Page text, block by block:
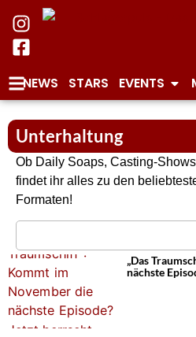
NEWS STARS EVENTS
Unterhaltung
Ob Daily Soaps, Casting-
findet ihr alles zu den
Formaten!
„Das
nächste